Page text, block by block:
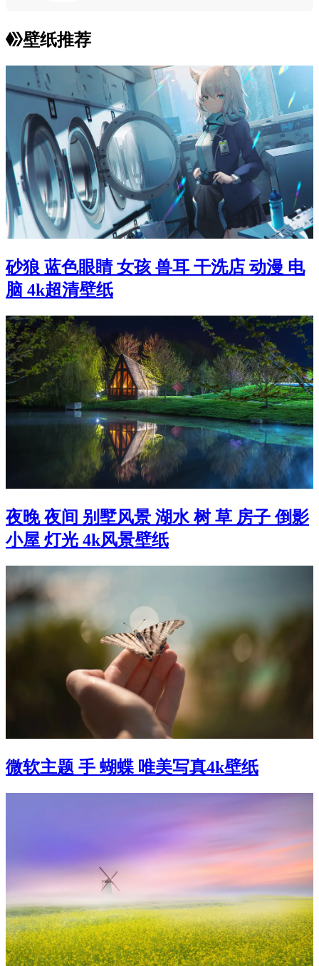
壁纸推荐
砂狼 蓝色眼睛 女孩 兽耳 干洗店 动漫 电
脑 4k超清壁纸
夜晚 夜间 别墅风景 湖水 树 草 房子 倒影
小屋 灯光 4k风景壁纸
微软主题 手 蝴蝶 唯美写真4k壁纸